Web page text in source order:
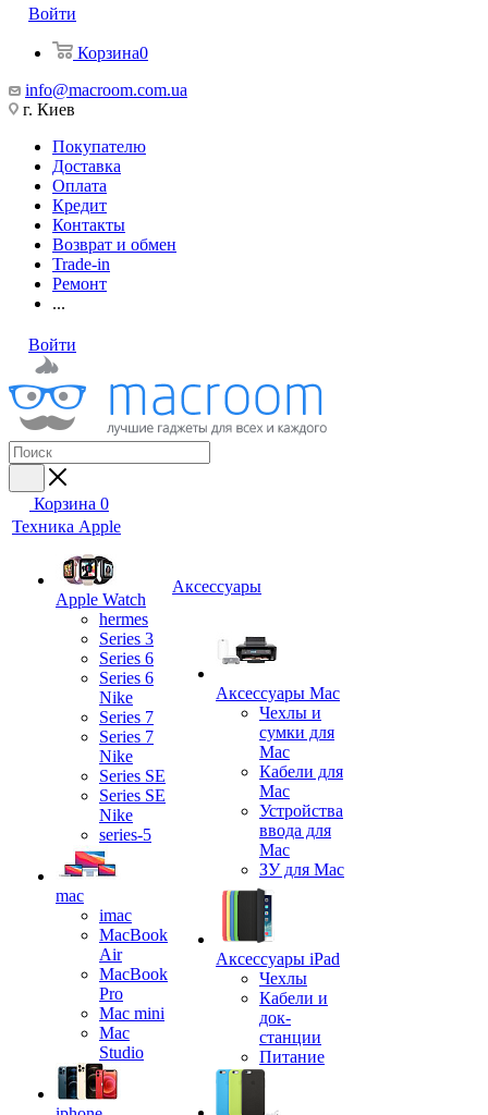
Войти
Корзина0
info@macroom.com.ua
г. Киев
Покупателю
Доставка
Оплата
Кредит
Контакты
Возврат и обмен
Trade-in
Ремонт
...
Войти
Корзина 0
Техника Apple
Apple Watch
hermes
Series 3
Series 6
Series 6
Nike
Series 7
Series 7
Nike
Series SE
Series SE
Nike
series-5
mac
imac
MacBook
Air
MacBook
Pro
Mac mini
Mac
Studio
Аксессуары
Аксессуары Mac
Чехлы и
сумки для
Mac
Кабели для
Mac
Устройства
ввода для
Mac
ЗУ для Mac
Аксессуары iPad
Чехлы
Кабели и
док-
станции
Питание